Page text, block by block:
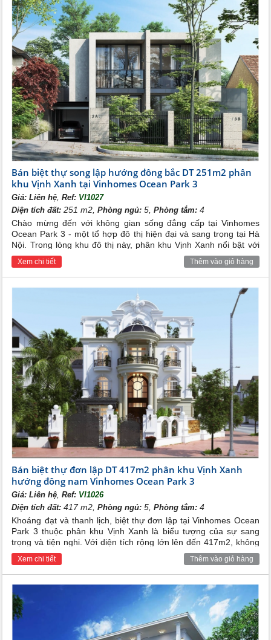
Bán biệt thự song lập hướng đông bắc DT 251m2 phân
khu Vịnh Xanh tại Vinhomes Ocean Park 3
Giá:Liên hệ ,Ref: VI1027
Diện tích đất: 251 m2,Phòng ngủ: 5,Phòng tắm: 4
Chào mừng đến với không gian sống đẳng cấp tại Vinhomes
Ocean Park 3 - một tổ hợp đô thị hiện đại và sang trọng tại Hà
Nội. Trong lòng khu đô thị này, phân khu Vịnh Xanh nổi bật với
sự sang trọng và tinh tế, đặc biệt là với biệt thự song lập 251m2,
một biểu tượng của sự hoàn hảo và tiện nghi.
Xem chi tiết Thêm vào giỏ hàng
Bán biệt thự đơn lập DT 417m2 phân khu Vịnh Xanh
hướng đông nam Vinhomes Ocean Park 3
Giá:Liên hệ,Ref: VI1026
Diện tích đất: 417 m2,Phòng ngủ: 5,Phòng tắm: 4
Khoáng đạt và thanh lịch, biệt thự đơn lập tại Vinhomes Ocean
Park 3 thuộc phân khu Vịnh Xanh là biểu tượng của sự sang
trọng và tiện nghi. Với diện tích rộng lớn lên đến 417m2, không
gian sống tại đây được thiết kế để mang đến trải nghiệm hoàn
hảo nhất cho cả gia đình.
Xem chi tiết Thêm vào giỏ hàng